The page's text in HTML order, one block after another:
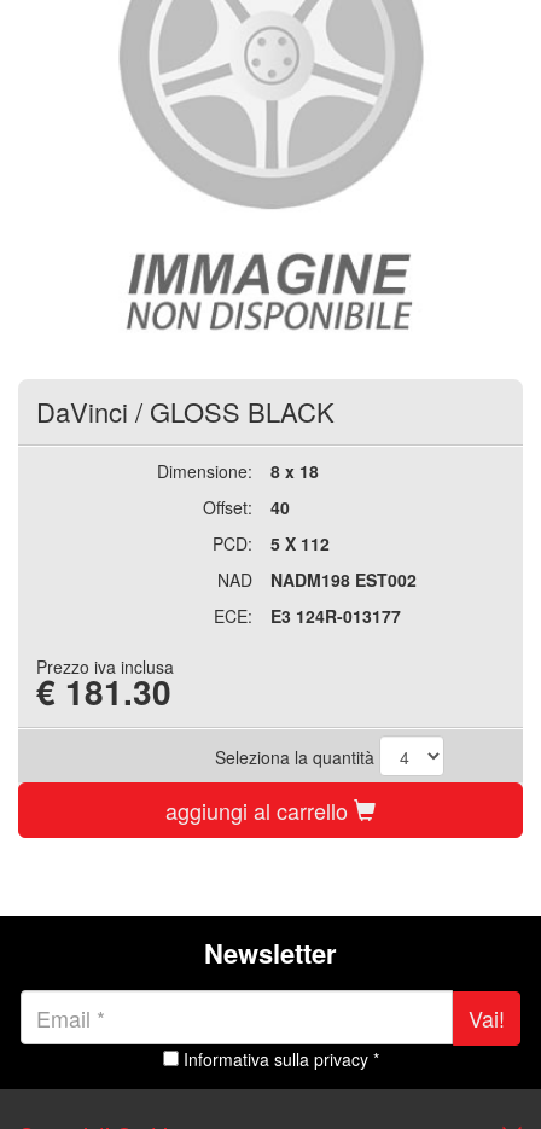
DaVinci / GLOSS BLACK
Dimensione:
8 x 18
Offset:
40
PCD:
5 X 112
NAD
NADM198 EST002
ECE:
E3 124R-013177
Prezzo iva inclusa
€ 181.30
Seleziona la quantità
aggiungi al carrello
Newsletter
Vai!
Informativa sulla privacy *